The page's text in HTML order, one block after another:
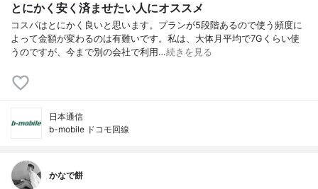
とにかく安く済ませたい人にオススメ
コスパはとにかく良いと思います。プランが5段階あるので使う頻度に
よって金額が変わるのは有難いです。私は、大体月平均で7Gくらい使
うのですが、今まで別の会社で利用…続きを見る
日本通信
b-mobile ドコモ回線
かなで餅